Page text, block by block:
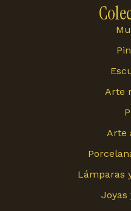
Arte
Arte
Lámparas
Joyas